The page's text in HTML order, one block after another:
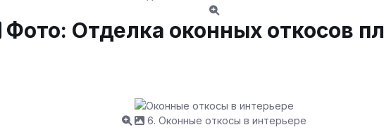
Фото: Отделка оконных откосов
6. Оконные откосы в интерьере